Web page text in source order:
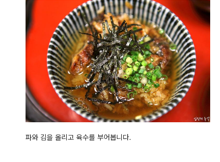
파와 김을 올리고 육수를 부어봅니다.